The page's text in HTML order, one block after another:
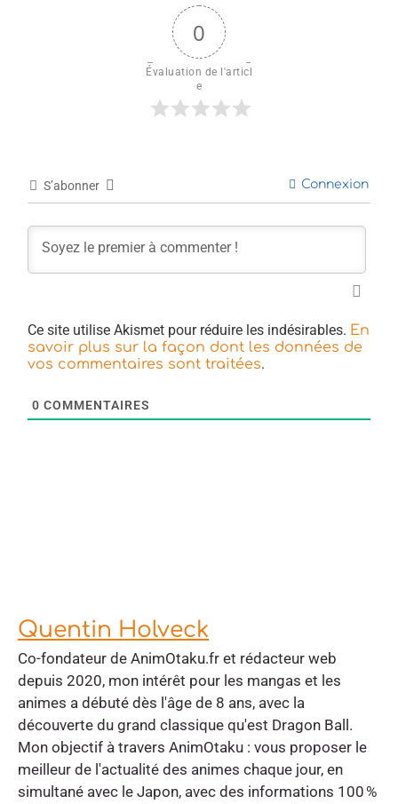
0
Évaluation de l'articl
e
S’abonner Connexion
Ce site utilise Akismet pour réduire les indésirables. En
savoir plus sur la façon dont les données de
vos commentaires sont traitées.
0 COMMENTAIRES
Quentin Holveck
Co-fondateur de AnimOtaku.fr et rédacteur web
depuis 2020, mon intérêt pour les mangas et les
animes a débuté dès l'âge de 8 ans, avec la
découverte du grand classique qu'est Dragon Ball.
Mon objectif à travers AnimOtaku : vous proposer le
meilleur de l'actualité des animes chaque jour, en
simultané avec le Japon, avec des informations 100 %